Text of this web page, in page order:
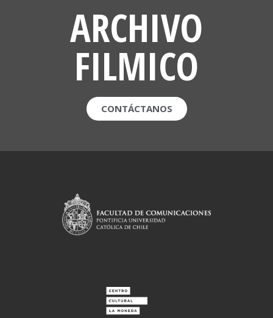
ARCHIVO
FILMICO
CONTÁCTANOS